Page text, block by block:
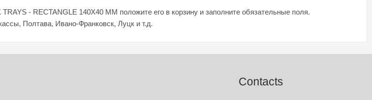
- RECTANGLE 140X40 MM положите его в корзину и заполните обязательные поля.
Полтава, Ивано-Франковск, Луцк и т.д.
Contacts